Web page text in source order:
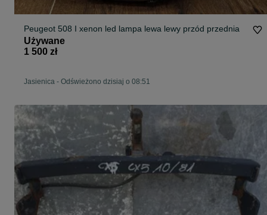
Peugeot 508 I xenon led lampa lewa lewy przód przednia
Używane
1 500 zł
Jasienica - Odświeżono dzisiaj o 08:51